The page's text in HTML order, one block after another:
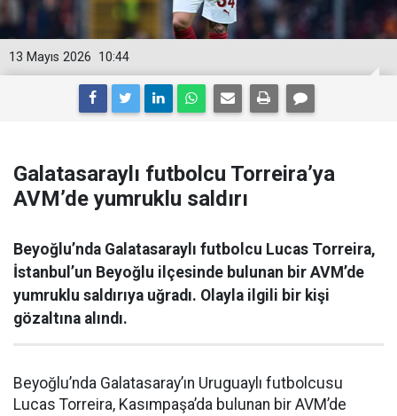
10:44
13 Mayıs 2026
Galatasaraylı futbolcu Torreira’ya
AVM’de yumruklu saldırı
Beyoğlu’nda Galatasaraylı futbolcu Lucas Torreira,
İstanbul’un Beyoğlu ilçesinde bulunan bir AVM’de
yumruklu saldırıya uğradı. Olayla ilgili bir kişi
gözaltına alındı.
Beyoğlu’nda Galatasaray’ın Uruguaylı futbolcusu
Lucas Torreira, Kasımpaşa’da bulunan bir AVM’de